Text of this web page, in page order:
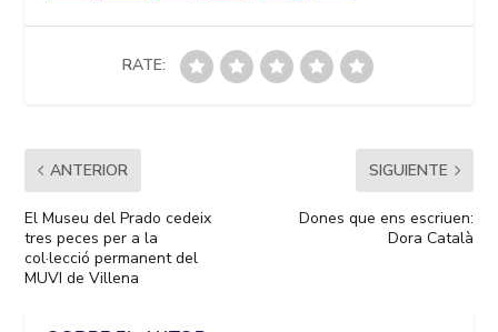
RATE:
ANTERIOR
El Museu del Prado cedeix
tres peces per a la
col·lecció permanent del
MUVI de Villena
SIGUIENTE
Dones que ens escriuen:
Dora Català